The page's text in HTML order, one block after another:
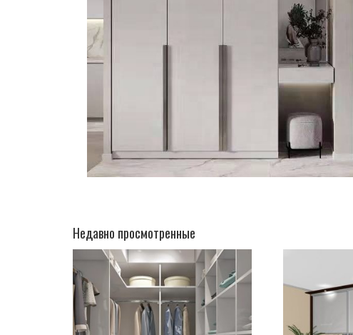
Недавно просмотренные